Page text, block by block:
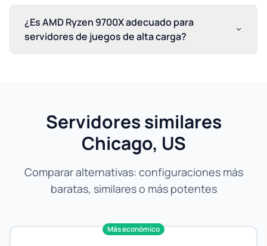
¿Es AMD Ryzen 9700X adecuado para
servidores de juegos de alta carga?
Servidores similares
Chicago, US
Comparar alternativas: configuraciones más
baratas, similares o más potentes
Más económico